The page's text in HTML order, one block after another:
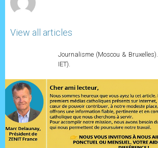
View all articles
Journalisme (Moscou & Bruxelles).
IET).